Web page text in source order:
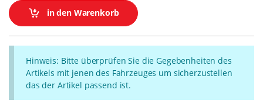
in den Warenkorb
Hinweis: Bitte überprüfen Sie die Gegebenheiten des
Artikels mit jenen des Fahrzeuges um sicherzustellen
das der Artikel passend ist.